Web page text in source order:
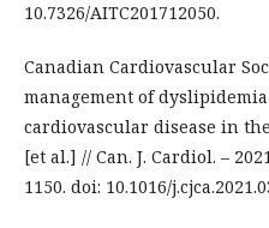
10.7326/AITC201712050.
Canadian Cardiovascular
management of
cardiovascular disease in
[et al.] // Can. J. Cardiol. –
1150. doi: 10.1016/